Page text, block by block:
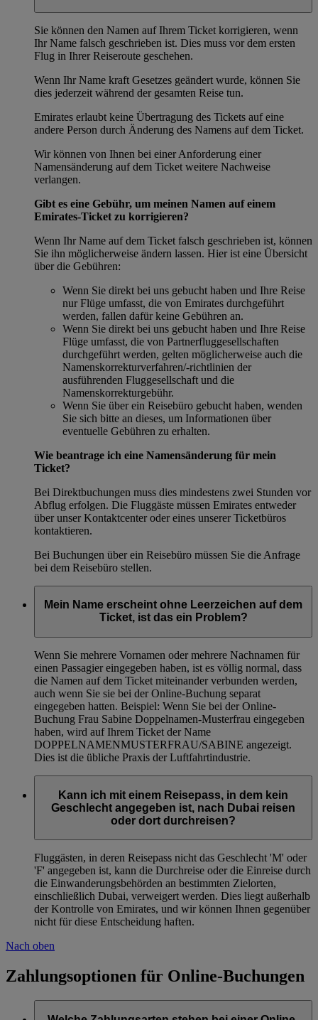
Sie können den Namen auf Ihrem Ticket korrigieren, wenn
Ihr Name falsch geschrieben ist. Dies muss vor dem ersten
Flug in Ihrer Reiseroute geschehen.
Wenn Ihr Name kraft Gesetzes geändert wurde, können Sie
dies jederzeit während der gesamten Reise tun.
Emirates erlaubt keine Übertragung des Tickets auf eine
andere Person durch Änderung des Namens auf dem Ticket.
Wir können von Ihnen bei einer Anforderung einer
Namensänderung auf dem Ticket weitere Nachweise
verlangen.
Gibt es eine Gebühr, um meinen Namen auf einem
Emirates-Ticket zu korrigieren?
Wenn Ihr Name auf dem Ticket falsch geschrieben ist, können
Sie ihn möglicherweise ändern lassen. Hier ist eine Übersicht
über die Gebühren:
Wenn Sie direkt bei uns gebucht haben und Ihre Reise
nur Flüge umfasst, die von Emirates durchgeführt
werden, fallen dafür keine Gebühren an.
Wenn Sie direkt bei uns gebucht haben und Ihre Reise
Flüge umfasst, die von Partnerfluggesellschaften
durchgeführt werden, gelten möglicherweise auch die
Namenskorrekturverfahren/-richtlinien der
ausführenden Fluggesellschaft und die
Namenskorrekturgebühr.
Wenn Sie über ein Reisebüro gebucht haben, wenden
Sie sich bitte an dieses, um Informationen über
eventuelle Gebühren zu erhalten.
Wie beantrage ich eine Namensänderung für mein
Ticket?
Bei Direktbuchungen muss dies mindestens zwei Stunden vor
Abflug erfolgen. Die Fluggäste müssen Emirates entweder
über unser Kontaktcenter oder eines unserer Ticketbüros
kontaktieren.
Bei Buchungen über ein Reisebüro müssen Sie die Anfrage
bei dem Reisebüro stellen.
Mein Name erscheint ohne Leerzeichen auf dem
Ticket, ist das ein Problem?
Wenn Sie mehrere Vornamen oder mehrere Nachnamen für
einen Passagier eingegeben haben, ist es völlig normal, dass
die Namen auf dem Ticket miteinander verbunden werden,
auch wenn Sie sie bei der Online-Buchung separat
eingegeben hatten. Beispiel: Wenn Sie bei der Online-
Buchung Frau Sabine Doppelnamen-Musterfrau eingegeben
haben, wird auf Ihrem Ticket der Name
DOPPELNAMENMUSTERFRAU/SABINE angezeigt.
Dies ist die übliche Praxis der Luftfahrtindustrie.
Kann ich mit einem Reisepass, in dem kein
Geschlecht angegeben ist, nach Dubai reisen
oder dort durchreisen?
Fluggästen, in deren Reisepass nicht das Geschlecht 'M' oder
'F' angegeben ist, kann die Durchreise oder die Einreise durch
die Einwanderungsbehörden an bestimmten Zielorten,
einschließlich Dubai, verweigert werden. Dies liegt außerhalb
der Kontrolle von Emirates, und wir können Ihnen gegenüber
nicht für diese Entscheidung haften.
Nach oben
Zahlungsoptionen für Online-Buchungen